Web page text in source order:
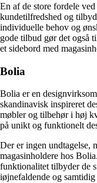
En af de store fordele
kundetilfredshed og
individuelle behov og
gode tilbud gør det også
et sidebord med
Bolia
Bolia er en
skandinavisk inspireret
møbler og tilbehør i høj
på unikt og funktionelt
Der er ingen undtagelse,
magasinholdere hos
funktionalitet tilbyder de
iøjnefaldende og